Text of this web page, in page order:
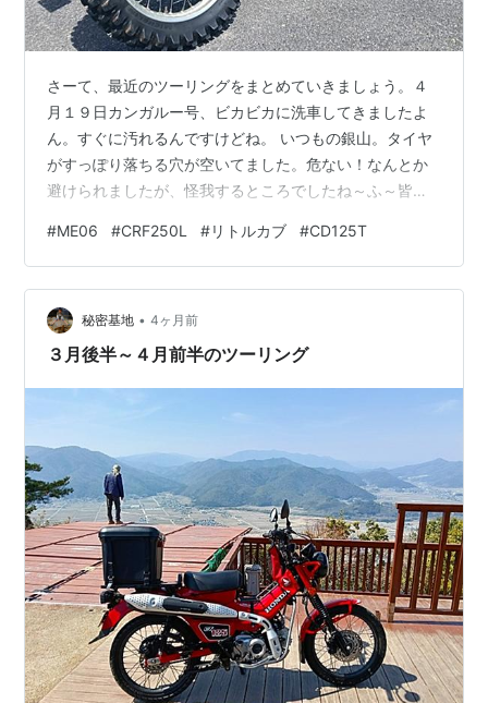
さーて、最近のツーリングをまとめていきましょう。４
月１９日カンガルー号、ビカビカに洗車してきましたよ
ん。すぐに汚れるんですけどね。 いつもの銀山。タイヤ
がすっぽり落ちる穴が空いてました。危ない！なんとか
避けられましたが、怪我するところでしたね～ふ～皆様
ょう。 いいね。これこれ。 いつもの眺望ポイント。 ヒ
ルメシにしましょう。最近は専ら手作りおにぎりです。
タリーズ珈琲とともに。午後もわちゃわちゃ走りました
が割愛。 ４月２２日さー、一発登りますかー！いや、今
日はやめときましょう。嫌な予感がします（笑）写真よ
#ME06 #CRF250L #リトルカブ #CD125T
秘密基地 • 4ヶ月前
３月後半～４月前半のツーリング